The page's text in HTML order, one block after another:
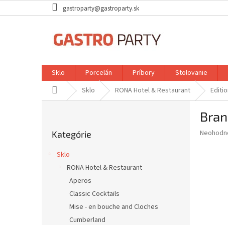
na
gastroparty@gastroparty.sk
Sklo Porcelán Príbory Stolovanie
DomovSklo RONA Hotel & Restaurant
kategórie
Kategórie
Sklo
RONA Hotel & Restaurant
Aperos
Classic Cocktails
Mise - en bouche and Cloches
Cumberland